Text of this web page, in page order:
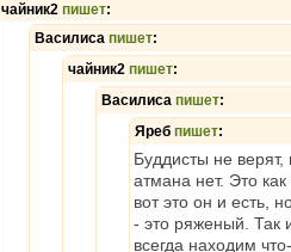
чайник2 пишет:
Василиса пишет:
чайник2 пишет:
Василиса пишет:
Яреб пишет:
Буддисты не
атмана нет. Это
вот это он и есть,
- это ряженый. Так
всегда находим